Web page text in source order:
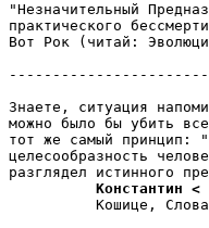
"Незначительный
практического
Вот Рок (читай:
Знаете, ситуация
можно было бы убить
тот же самый принцип:
целесообразность
Константин <
Кошице,